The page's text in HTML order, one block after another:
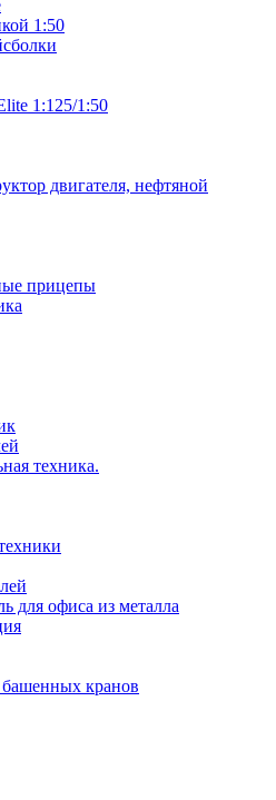
1:50
1:125/1:50
двигателя, нефтяной
прицепы
техника.
для офиса из металла
кранов